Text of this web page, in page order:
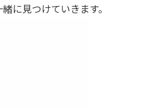
に見つけていきます。